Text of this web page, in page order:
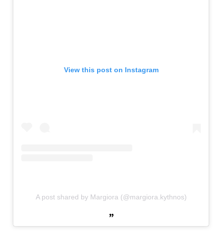
View this post on Instagram
A post shared by Margiora (@margiora.kythnos)